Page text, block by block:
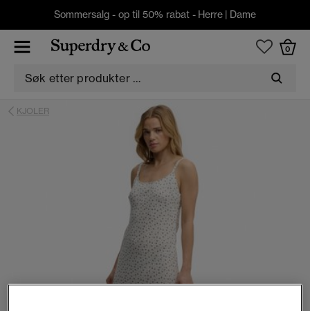
Sommersalg - op til 50% rabat - Herre | Dame
0
KJOLER